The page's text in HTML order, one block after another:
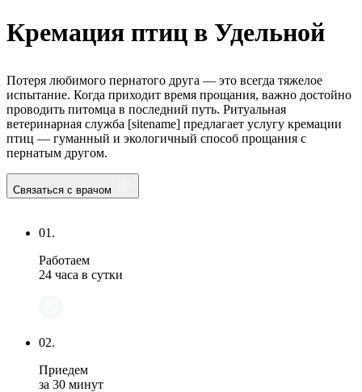
Кремация птиц в Удельной
Потеря любимого пернатого друга — это всегда тяжелое
испытание. Когда приходит время прощания, важно достойно
проводить питомца в последний путь. Ритуальная
ветеринарная служба [sitename] предлагает услугу кремации
птиц — гуманный и экологичный способ прощания с
пернатым другом.
Связаться с врачом
01.
Работаем
24 часа в сутки
02.
Приедем
за 30 минут